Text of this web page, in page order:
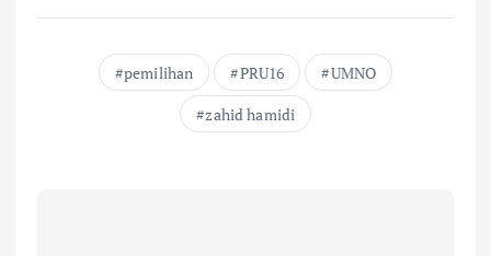
pemilihan PRU16
UMNO
zahid hamidi